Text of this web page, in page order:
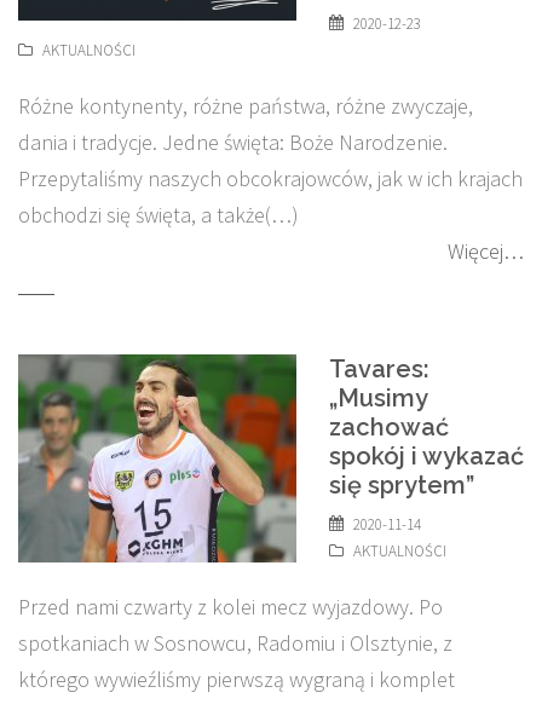
2020-12-23
AKTUALNOŚCI
Różne kontynenty, różne państwa, różne zwyczaje,
dania i tradycje. Jedne święta: Boże Narodzenie.
Przepytaliśmy naszych obcokrajowców, jak w ich krajach
obchodzi się święta, a także(…)
Więcej…
Tavares:
„Musimy
zachować
spokój i wykazać
się sprytem”
2020-11-14
AKTUALNOŚCI
Przed nami czwarty z kolei mecz wyjazdowy. Po
spotkaniach w Sosnowcu, Radomiu i Olsztynie, z
którego wywieźliśmy pierwszą wygraną i komplet